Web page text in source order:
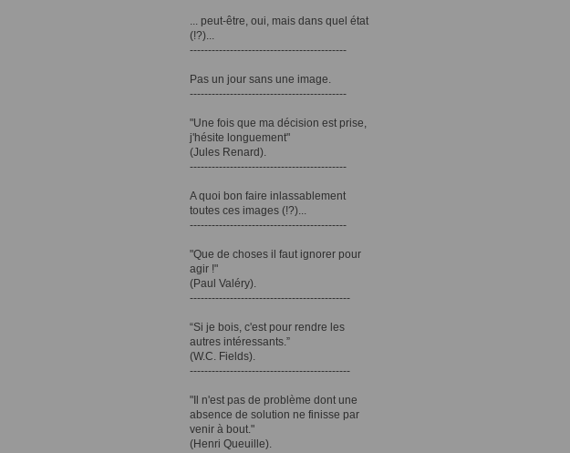
... peut-être, oui, mais dans quel état
(!?)...
-------------------------------------------
Pas un jour sans une image.
-------------------------------------------
"Une fois que ma décision est prise,
j'hésite longuement"
(Jules Renard).
-------------------------------------------
A quoi bon faire inlassablement
toutes ces images (!?)...
-------------------------------------------
"Que de choses il faut ignorer pour
agir !"
(Paul Valéry).
--------------------------------------------
“Si je bois, c'est pour rendre les
autres intéressants.”
(W.C. Fields).
--------------------------------------------
"Il n'est pas de problème dont une
absence de solution ne finisse par
venir à bout."
(Henri Queuille).